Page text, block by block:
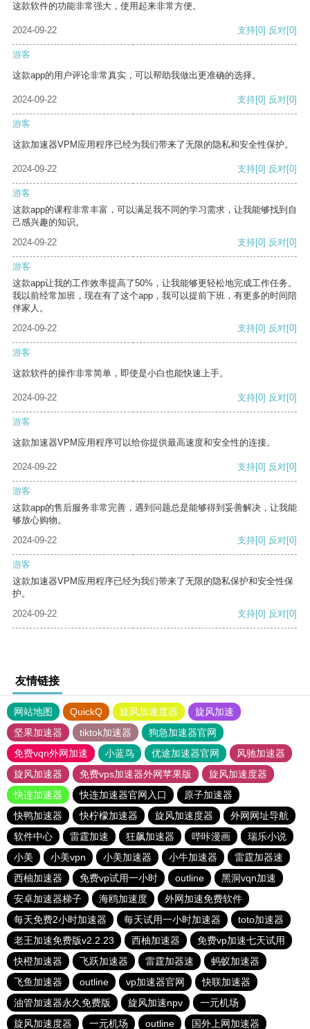
这款软件的功能非常强大，使用起来非常方便。
2024-09-22 支持[0] 反对[0]
游客
这款app的用户评论非常真实，可以帮助我做出更准确的选择。
2024-09-22 支持[0] 反对[0]
游客
这款加速器VPM应用程序已经为我们带来了无限的隐私和安全性保护。
2024-09-22 支持[0] 反对[0]
游客
这款app的课程非常丰富，可以满足我不同的学习需求，让我能够找到自
己感兴趣的知识。
2024-09-22
支持[0] 反对[0]
游客
这款app让我的工作效率提高了50%，让我能够更轻松地完成工作任务。
我以前经常加班，现在有了这个app，我可以提前下班，有更多的时间陪
伴家人。
2024-09-22
支持[0] 反对[0]
游客
这款软件的操作非常简单，即使是小白也能快速上手。
2024-09-22 支持[0] 反对[0]
游客
这款加速器VPM应用程序可以给你提供最高速度和安全性的连接。
2024-09-22 支持[0] 反对[0]
游客
这款app的售后服务非常完善，遇到问题总是能够得到妥善解决，让我能
够放心购物。
2024-09-22
支持[0] 反对[0]
游客
这款加速器VPM应用程序已经为我们带来了无限的隐私保护和安全性保
护。
2024-09-22
支持[0] 反对[0]
友情链接
网站地图 QuickQ 旋风加速度器
旋风加速
坚果加速器
tiktok加速器
狗急加速器官网
免费vqn外网加速
小蓝鸟 优途加速器官网
风驰加速器
旋风加速器
免费vps加速器外网苹果版
旋风加速度器
快连加速器
快连加速器官网入口
原子加速器
快鸭加速器
快柠檬加速器 旋风加速度器
外网网址导航
软件中心
雷霆加速 狂飙加速器 哔咔漫画
瑞乐小说
小美
小美vpn 小美加速器 小牛加速器
雷霆加器速
西柚加速器
免费vp试用一小时 outline
黑洞vqn加速
安卓加速器梯子
海鸥加速度
外网加速免费软件
每天免费2小时加速器
每天试用一小时加速器
toto加速器
老王加速免费版v2.2.23
西柚加速器
免费vp加速七天试用
快橙加速器
飞跃加速器 雷霆加器速
蚂蚁加速器
飞鱼加速器
outline vp加速器官网
快联加速器
油管加速器永久免费版
旋风加速npv
一元机场
旋风加速度器
一元机场 outline 国外上网加速器